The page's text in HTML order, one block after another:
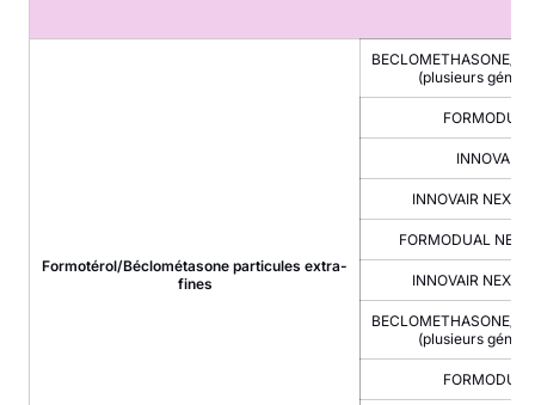
Formotérol/Béclométasone particules extra-
fines
BECLOMETHASONE/
(plusieurs
FORMODUAL
INNOVAIR
INNOVAIR
FORMODUAL
INNOVAIR
BECLOMETHASONE/
(plusieurs
FORMODUAL